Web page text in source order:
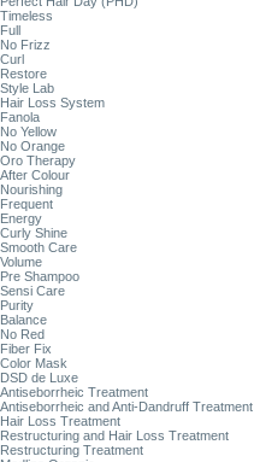
Timeless
Full
No Frizz
Curl
Restore
Style Lab
Hair Loss System
Fanola
No Yellow
No Orange
Oro Therapy
After Colour
Nourishing
Frequent
Energy
Curly Shine
Smooth Care
Volume
Pre Shampoo
Sensi Care
Purity
Balance
No Red
Fiber Fix
Color Mask
DSD de Luxe
Antiseborrheic Treatment
Antiseborrheic and Anti-Dandruff Treatment
Hair Loss Treatment
Restructuring and Hair Loss Treatment
Restructuring Treatment